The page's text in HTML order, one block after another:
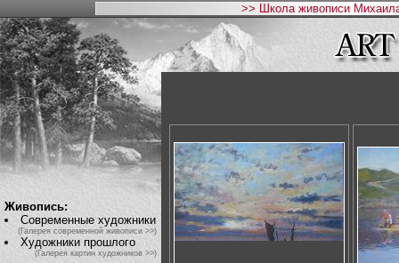
>> Школа живописи
Живопись:
Современные художники
(Галерея современной живописи >>)
Художники прошлого
(Галерея картин художников >>)